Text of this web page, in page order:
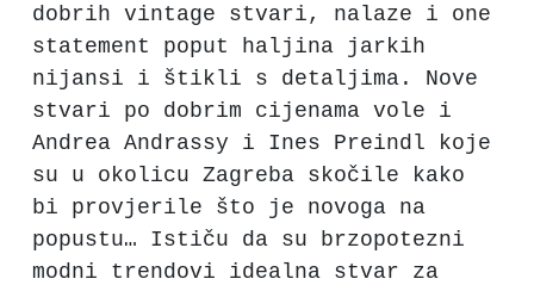
dobrih vintage stvari, nalaze i one
statement poput haljina jarkih
nijansi i štikli s detaljima. Nove
stvari po dobrim cijenama vole i
Andrea Andrassy i Ines Preindl koje
su u okolicu Zagreba skočile kako
bi provjerile što je novoga na
popustu… Ističu da su brzopotezni
modni trendovi idealna stvar za